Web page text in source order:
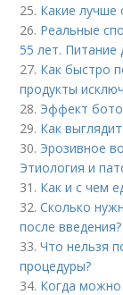
25. Какие лучше
26. Реальные
55 лет.
27. Как быстро
продукты
28. Эффект
29. Как
30. Эрозивное
Этиология и
31. Как и с чем
32.Сколько
после введения?
33.Что нельзя
процедуры?
34. Когда можно